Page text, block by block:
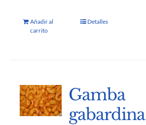
Añadir al
carrito
Detalles
Gamba
gabardina